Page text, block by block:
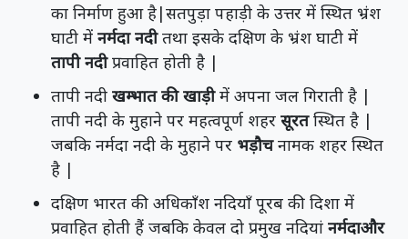
का निर्माण हुआ है|सतपुड़ा पहाड़ी के उत्तर में स्थित भ्रंश
घाटी में नर्मदा नदीतथा इसके दक्षिण के भ्रंश घाटी में
तापी नदीप्रवाहित होती है |
तापी नदी खम्भात की खाड़ीमें अपना जल गिराती है |
तापी नदी के मुहाने पर महत्वपूर्ण शहर सूरतस्थित है |
जबकि नर्मदा नदी के मुहाने पर भड़ौचनामक शहर स्थित
है |
दक्षिण भारत की अधिकाँश नदियाँ पूरब की दिशा में
प्रवाहित होती हैं जबकि केवल दो प्रमुख नदियां नर्मदाऔर